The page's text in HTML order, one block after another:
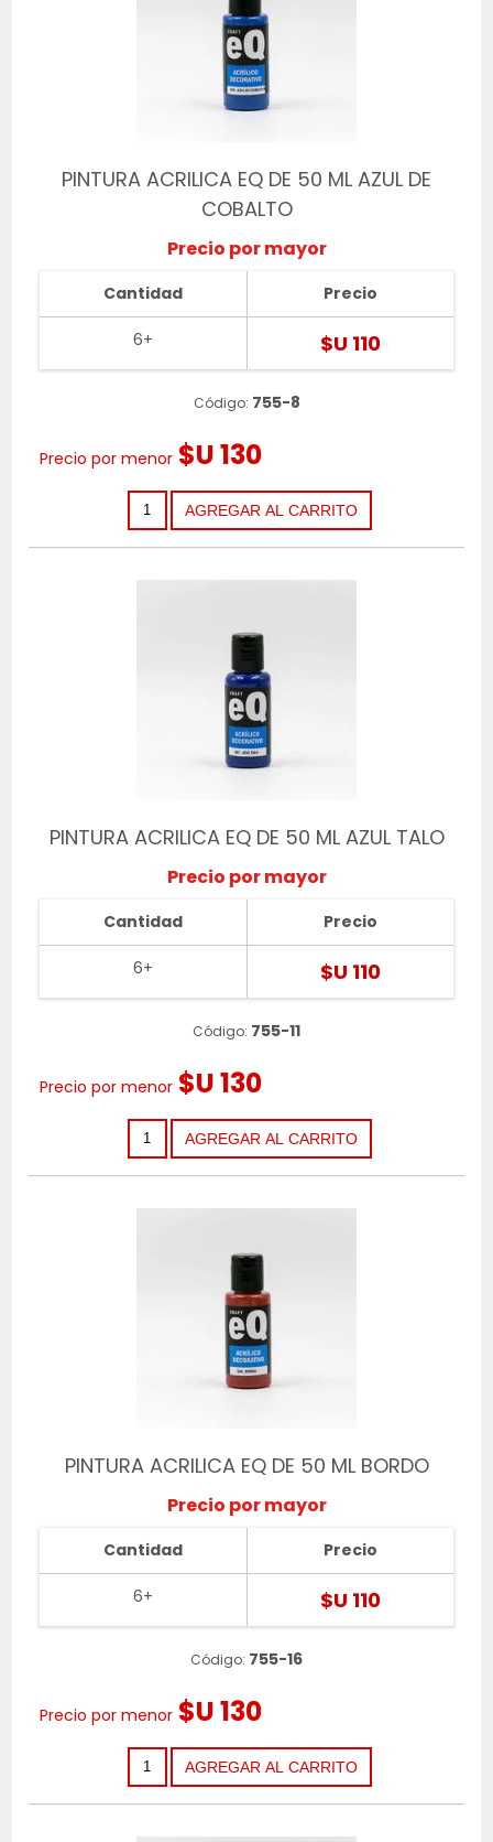
PINTURA ACRILICA EQ DE 50 ML AZUL DE
COBALTO
Precio por mayor
Cantidad
6+
Precio
$U 110
Código: 755-8
Precio por menor $U 130
PINTURA ACRILICA EQ DE 50 ML AZUL TALO
Precio por mayor
Cantidad
6+
Precio
$U 110
Código: 755-11
Precio por menor $U 130
PINTURA ACRILICA EQ DE 50 ML BORDO
Precio por mayor
Cantidad
6+
Precio
$U 110
Código: 755-16
Precio por menor $U 130